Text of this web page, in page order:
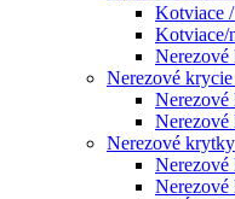
Kotviace
Kotviace/
Nerezové
Nerezové
Nerezové
Nerezové krytky